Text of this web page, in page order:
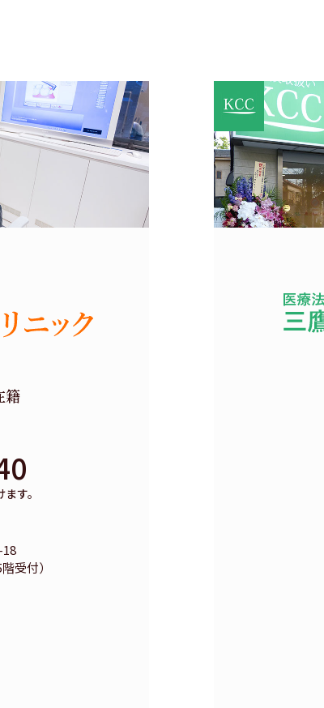
籍
す。
受付）